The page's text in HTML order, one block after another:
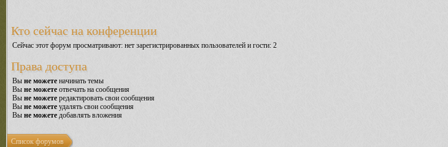
Кто сейчас на конференции
Сейчас этот форум просматривают: нет зарегистрированных пользователей и гости: 2
Права доступа
Вы не можете начинать темы
Вы не можете отвечать на сообщения
Вы не можете редактировать свои сообщения
Вы не можете удалять свои сообщения
Вы не можете добавлять вложения
Список форумов